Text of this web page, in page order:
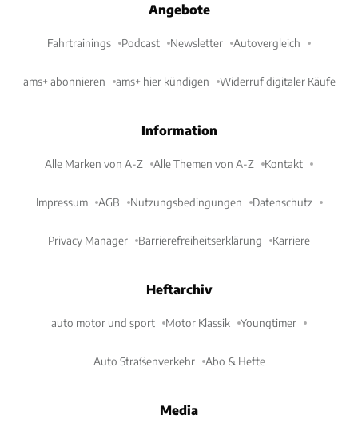
Angebote
Fahrtrainings Podcast Newsletter Autovergleich
ams+ abonnieren ams+ hier kündigen Widerruf digitaler Käufe
Information
Alle Marken von A-Z Alle Themen von A-Z Kontakt
Impressum AGB Nutzungsbedingungen Datenschutz
Privacy Manager Barrierefreiheitserklärung Karriere
Heftarchiv
auto motor und sport Motor Klassik Youngtimer
Auto Straßenverkehr Abo & Hefte
Media